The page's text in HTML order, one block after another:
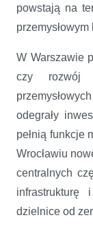
powstają na
przemysłowym
W Warszawie
czy rozwój
odegrały
pełnią funkcje
Wrocławiu
centralnych
infrastrukturę
dzielnice od